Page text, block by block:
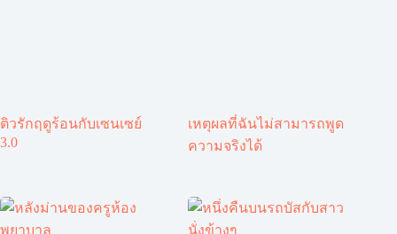
ติวรักฤดูร้อนกับเซนเซย์
3.0
เหตุผลที่ฉันไม่สามารถพูด
ความจริงได้